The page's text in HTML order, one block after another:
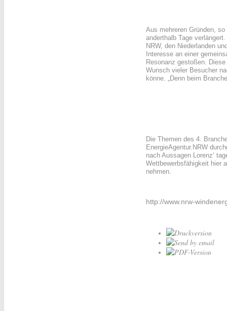
Aus mehreren Gründen,
anderthalb Tage
NRW, den Niederlanden
Interesse an einer
Resonanz gestoßen.
Wunsch vieler Besucher
könne. „Denn beim
Die Themen des 4.
EnergieAgentur.NRW
nach Aussagen Lorenz‘
Wettbewerbsfähigkeit hier
nehmen.
http://www.nrw-